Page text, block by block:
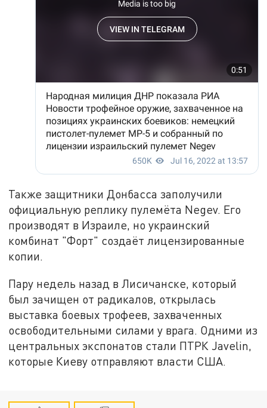
Также защитники Донбасса заполучили
официальную реплику пулемёта Negev. Его
производят в Израиле, но украинский
комбинат "Форт" создаёт лицензированные
копии.
Пару недель назад в Лисичанске, который
был зачищен от радикалов, открылась
выставка боевых трофеев, захваченных
освободительными силами у врага. Одними из
центральных экспонатов стали ПТРК Javelin,
которые Киеву отправляют власти США.